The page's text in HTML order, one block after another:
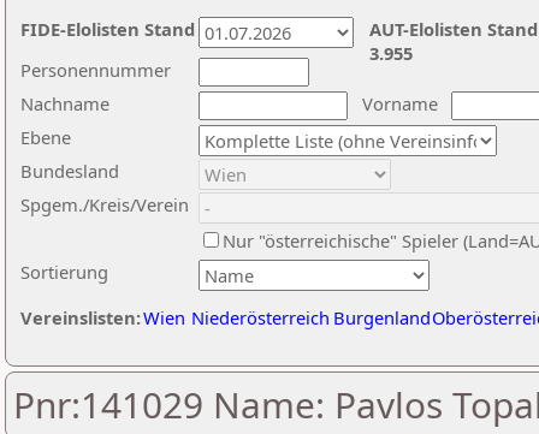
Nachname
Vorname
Ebene
Sortierung
Personennummer
Bundesland
Spgem./Kreis/Verein
Nur "österreichische" Spieler
Vereinslisten:Wien Niederösterreich Burgenland
AUT-Elolisten
3.955
FIDE-Elolisten Stand
Pnr:141029 Name: Pavlos